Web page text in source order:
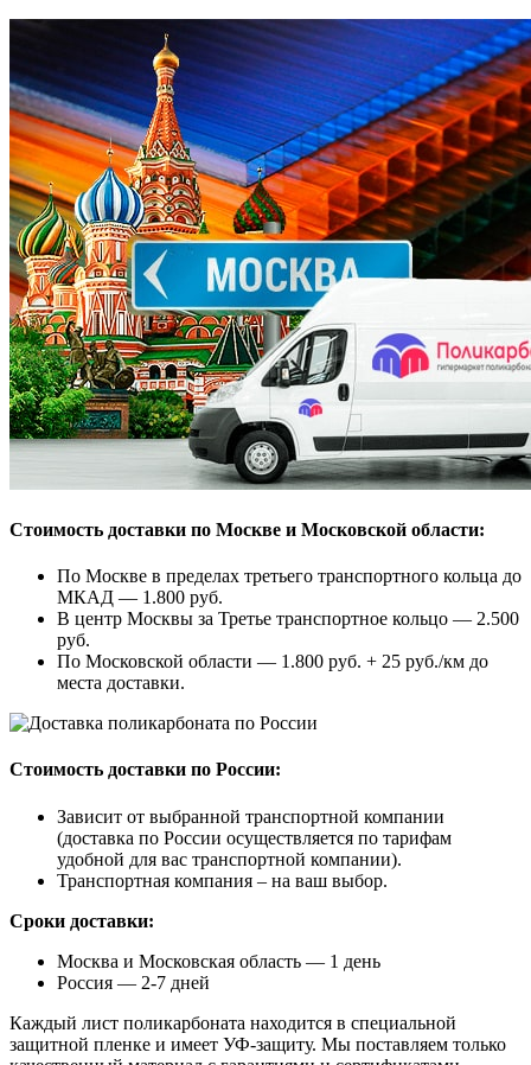
Стоимость доставки по Москве и Московской области:
По Москве в пределах третьего транспортного кольца до
МКАД — 1.800 руб.
В центр Москвы за Третье транспортное кольцо — 2.500
руб.
По Московской области — 1.800 руб. + 25 руб./км до
места доставки.
Стоимость доставки по России:
Зависит от выбранной транспортной компании
(доставка по России осуществляется по тарифам
удобной для вас транспортной компании).
Транспортная компания – на ваш выбор.
Сроки доставки:
Москва и Московская область — 1 день
Россия — 2-7 дней
Каждый лист поликарбоната находится в специальной
защитной пленке и имеет УФ-защиту. Мы поставляем только